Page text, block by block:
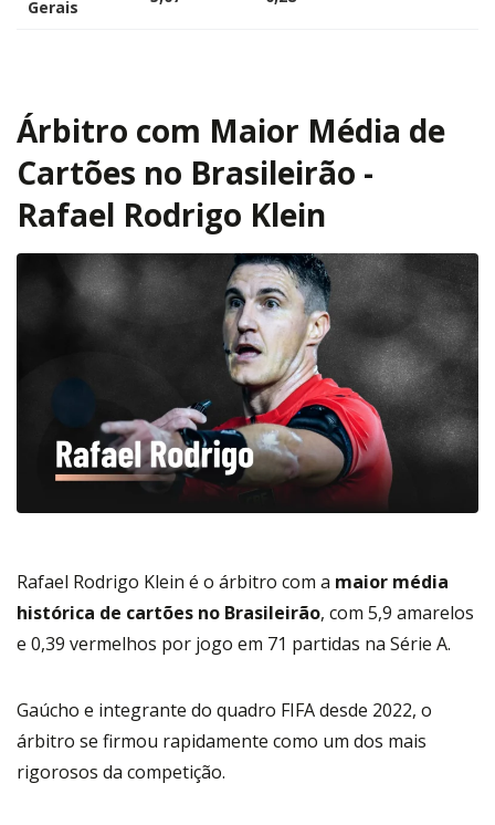
Gerais
Árbitro com Maior Média de
Cartões no Brasileirão -
Rafael Rodrigo Klein
Rafael Rodrigo Klein é o árbitro com a maior média
histórica de cartões no Brasileirão, com 5,9 amarelos
e 0,39 vermelhos por jogo em 71 partidas na Série A.
Gaúcho e integrante do quadro FIFA desde 2022, o
árbitro se firmou rapidamente como um dos mais
rigorosos da competição.